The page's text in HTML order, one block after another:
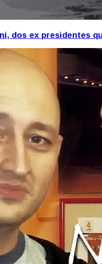
dos ex presidentes